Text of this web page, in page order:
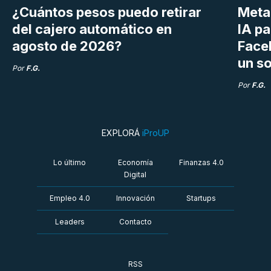
¿Cuántos pesos puedo retirar
del cajero automático en
agosto de 2026?
Por F.G.
IA
un
Por F.G.
EXPLORÁ iProUP
Lo último
Economía
Digital
Finanzas 4.0
Empleo 4.0 Innovación Startups
Leaders Contacto
RSS